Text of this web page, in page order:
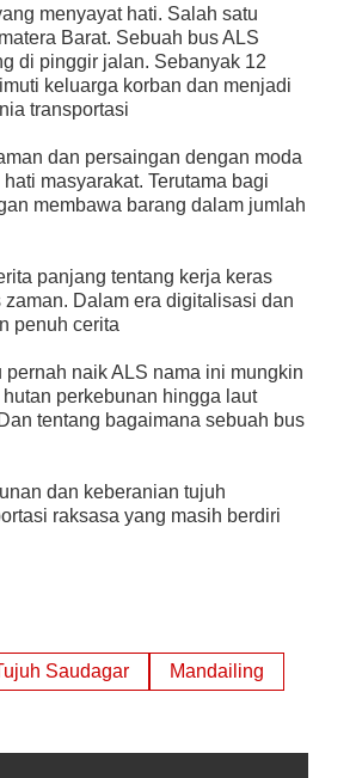
menyayat hati. Salah satu
Barat. Sebuah bus ALS
di pinggir jalan. Sebanyak 12
keluarga korban dan menjadi
transportasi
dan persaingan dengan moda
masyarakat. Terutama bagi
membawa barang dalam jumlah
panjang tentang kerja keras
Dalam era digitalisasi dan
penuh cerita
naik ALS nama ini mungkin
perkebunan hingga laut
tentang bagaimana sebuah bus
dan keberanian tujuh
raksasa yang masih berdiri
Saudagar
Mandailing